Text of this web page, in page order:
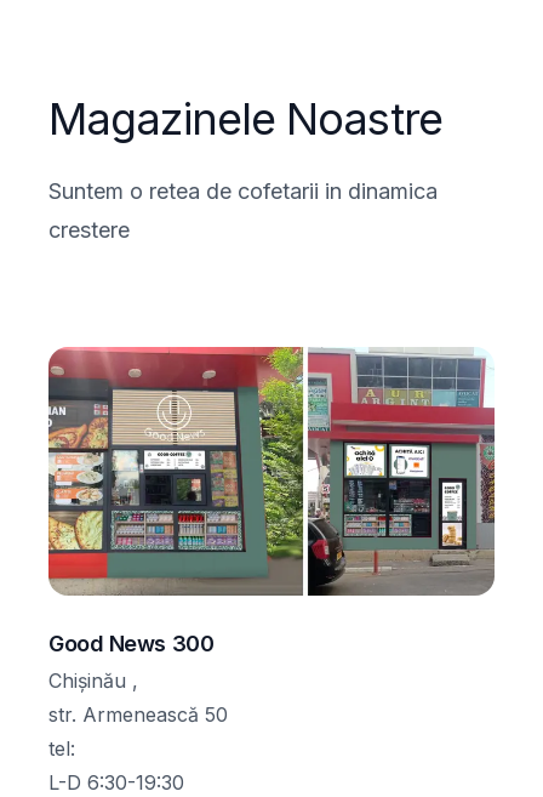
Magazinele Noastre
Suntem o retea de cofetarii in dinamica
crestere
Good News 300
Chișinău ,
str. Armenească 50
tel:
L-D 6:30-19:30